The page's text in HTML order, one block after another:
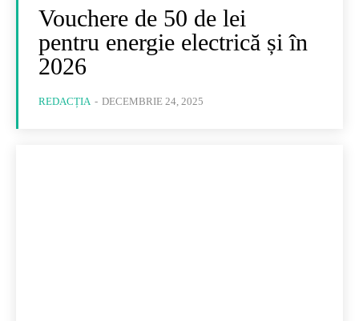
Vouchere de 50 de lei
pentru energie electrică și în
2026
REDACȚIA - DECEMBRIE 24, 2025